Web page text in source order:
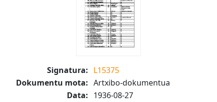
Signatura: L15375
Dokumentu mota: Artxibo-dokumentua
Data: 1936-08-27